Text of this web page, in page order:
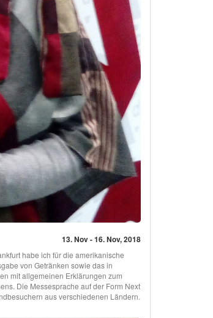
13. Nov - 16. Nov, 2018
habe ich für die amerikanische
von Getränken sowie das in
mit allgemeinen Erklärungen zum
Die Messesprache auf der Form Next
aus verschiedenen Ländern.